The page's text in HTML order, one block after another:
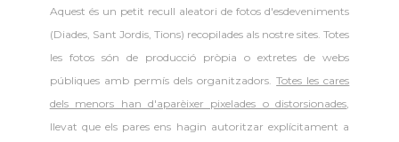
Aquest és un petit recull aleatori defotos d'esdeveniments
(Diades, Sant Jordis, Tions) recopilades als nostre sites. Totes
les fotos són de producció pròpia o extretes de webs
públiques amb permís dels organitzadors.Totes les cares
dels menors han d'aparèixer pixelades o distorsionades,
llevat que els pares ens hagin autoritzar explícitament a